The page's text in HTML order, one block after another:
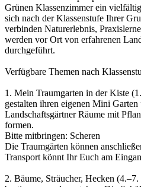
Grünen Klassenzimmer ein
sich nach der Klassenstufe Ihrer
verbinden Naturerlebnis,
werden vor Ort von erfahrenen
durchgeführt.
Verfügbare Themen nach
1. Mein Traumgarten in der Kiste
gestalten ihren eigenen Mini
Landschaftsgärtner Räume mit
formen.
Bitte mitbringen: Scheren
Die Traumgärten können
Transport könnt Ihr Euch am
2. Bäume, Sträucher, Hecken